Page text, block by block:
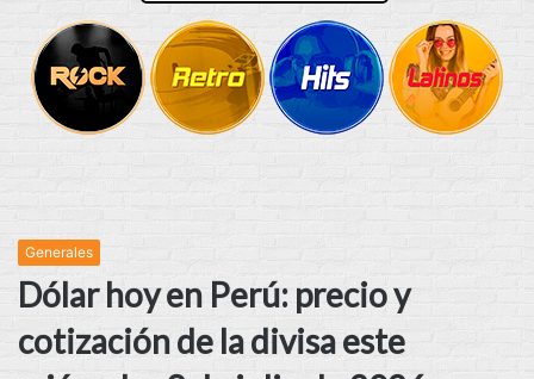
Generales
Dólar hoy en Perú: precio y
cotización de la divisa este